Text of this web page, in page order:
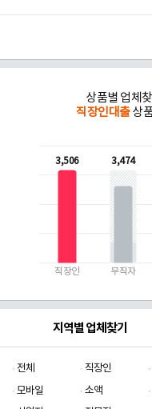
상품별 업체
직장인대출상
3,506
직장인
3,474
무직자
지역별 업체찾기
전체 직장인
모바일
소액